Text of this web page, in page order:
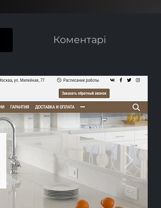
Коментарі
Next